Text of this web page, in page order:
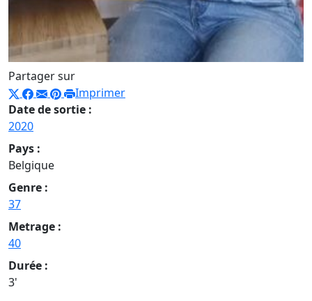
Partager sur
Imprimer
Date de sortie :
2020
Pays :
Belgique
Genre :
37
Metrage :
40
Durée :
3'